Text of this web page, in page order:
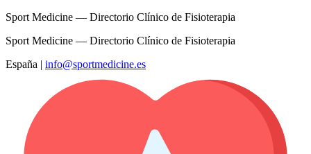
Sport Medicine — Directorio Clínico de Fisioterapia
Sport Medicine — Directorio Clínico de Fisioterapia
España | info@sportmedicine.es